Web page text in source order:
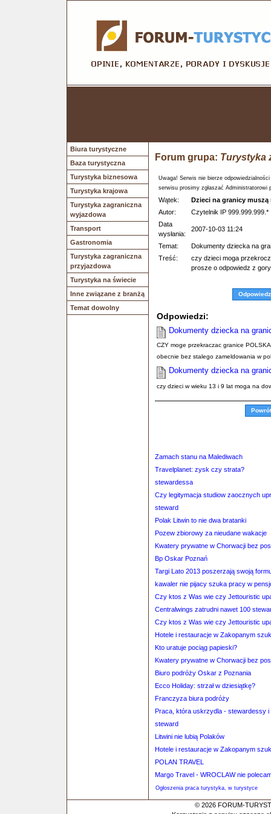
Biura turystyczne
Baza turystyczna
Turystyka biznesowa
Turystyka krajowa
Turystyka zagraniczna
wyjazdowa
Transport
Gastronomia
Turystyka zagraniczna
przyjazdowa
Turystyka na świecie
Inne związane z branżą
Temat dowolny
Forum grupa: Turystyka
Uwaga! Serwis nie bierze
serwisu prosimy zgłaszać Administratorowi
Wątek:
Dzieci na granicy
Autor:
Czytelnik IP 999.999.999.*
Data
wysłania:
2007-10-03 11:24
Temat:
Dokumenty dziecka na
Treść:
czy dzieci moga
prosze o odpowiedz z
Odpowiedz
Odpowiedzi:
Dokumenty dziecka na
CZY moge przekraczac granice
obecnie bez stalego zameldowania w
Dokumenty dziecka na
czy dzieci w wieku 13 i 9 lat moga na
Zamach stanu na Malediwach
Travelplanet: zysk czy strata?
stewardessa
Czy legitymacja studiow zaocznych
steward
Polak Litwin to nie dwa bratanki
Pozew zbiorowy za nieudane wakacje
Kwatery prywatne w Chorwacji bez
Bp Oskar Poznań
Targi Lato 2013 poszerzają swoją
kawaler nie pijacy szuka pracy w
Czy ktos z Was wie czy Jettouristic
Centralwings zatrudni nawet 100
Czy ktos z Was wie czy Jettouristic
Hotele i restauracje w Zakopanym
Kto uratuje pociąg papieski?
Kwatery prywatne w Chorwacji bez
Biuro podróży Oskar z Poznania
Ecco Holiday: strzał w dziesiątkę?
Franczyza biura podróży
Praca, która uskrzydla - stewardessy i
steward
Litwini nie lubią Polaków
Hotele i restauracje w Zakopanym
POLAN TRAVEL
Margo Travel - WROCLAW nie
Ogłoszenia praca turystyka, w turystyce
© 2026 FORUM-